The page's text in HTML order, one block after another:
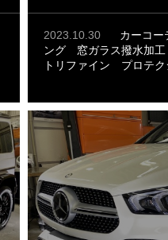
レディZ セラミ
ラス撥水加工 ホ
プロテクション
2023.10.30 カーコー
ング
窓ガラス撥水加工
トリファイン
プロテ